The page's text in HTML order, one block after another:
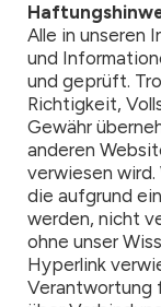
Alle in unseren
und
und geprüft.
Richtigkeit,
Gewähr
anderen
verwiesen
die aufgrund
werden, nicht
ohne unser
Hyperlink
Verantwortung